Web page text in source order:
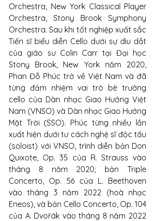
Orchestra, New York Classical Player
Orchestra, Stony Brook Symphony
Orchestra. Sau khi tốt nghiệp xuất sắc
Tiến sĩ biểu diễn Cello dưới sự dìu dắt
của giáo sư Colin Carr tại Đại học
Stony Brook, New York năm 2020,
Phan Đỗ Phúc trở về Việt Nam và đã
từng đảm nhiệm vai trò bè trưởng
cello của Dàn nhạc Giao Hưởng Việt
Nam (VNSO) và Dàn nhạc Giao Hưởng
Mặt Trời (SSO). Phúc từng nhiều lần
xuất hiện dưới tư cách nghệ sĩ độc tấu
(soloist) với VNSO, trình diễn bản Don
Quixote, Op. 35 của R. Strauss vào
tháng 8 năm 2020; bản Triple
Concerto, Op. 56 của L. Beethoven
vào tháng 3 năm 2022 (hoà nhạc
Eneos), và bản Cello Concerto, Op. 104
của A. Dvořák vào tháng 8 năm 2022